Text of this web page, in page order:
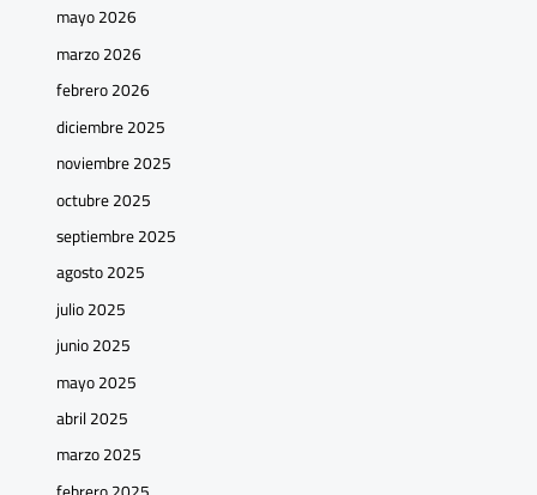
mayo 2026
marzo 2026
febrero 2026
diciembre 2025
noviembre 2025
octubre 2025
septiembre 2025
agosto 2025
julio 2025
junio 2025
mayo 2025
abril 2025
marzo 2025